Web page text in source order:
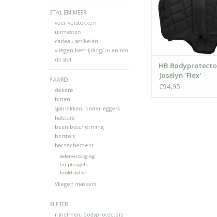
STAL EN MEER
voer verstekken
uitmesten
cadeau artikelen
vliegen bestrijding/ in en om
de stal
PAARD
dekens
bitten
sjabrakken, onderleggers
halsters
been bescherming
borstels
harnachement
lederverzorging
hulpteugels
hoofdstellen
Vliegen maskers
RUITER
rijhelmen, bodyprotectors
HB
Joselyn 'Flex'
€94,95